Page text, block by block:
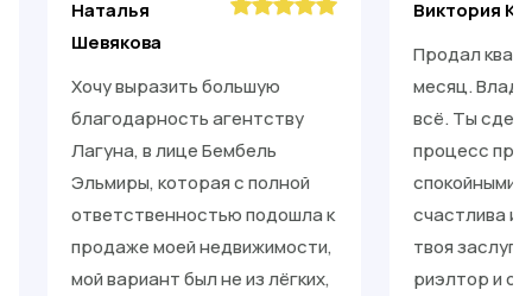
Наталья
Шевякова
Хочу выразить большую
благодарность агентству
Лагуна, в лице Бембель
Эльмиры, которая с полной
ответственностью подошла к
продаже моей недвижимости,
мой вариант был не из лёгких,
Виктория
Продал
месяц.
всё. Ты
процесс
спокойными.
счастлива и
твоя
риэлтор и